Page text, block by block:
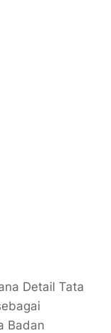
Detail Tata
Badan